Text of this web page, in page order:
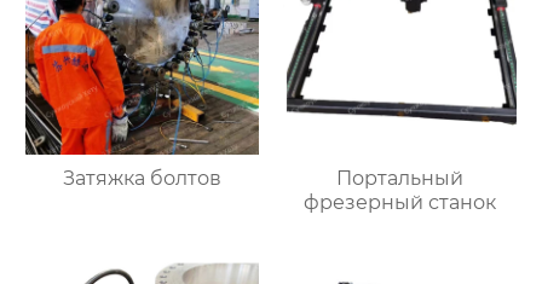
Затяжка болтов
Портальный
фрезерный станок